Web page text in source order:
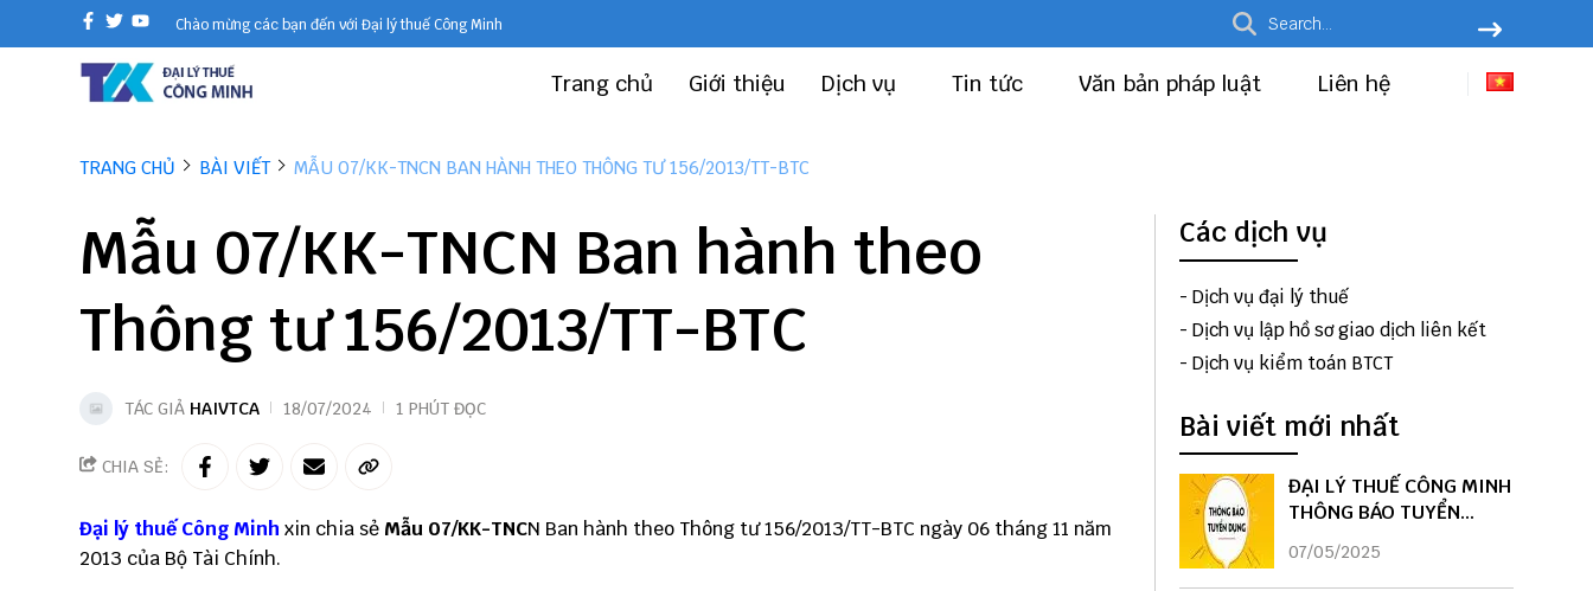
Chào mừng các bạn đến với Đại lý thuế Công Minh
Trang chủ Giới thiệu Dịch vụ Tin tức Văn bản pháp luật Liên hệ
TRANG CHỦ BÀI VIẾT MẪU 07/KK-TNCN BAN HÀNH THEO THÔNG TƯ 156/2013/TT-BTC
Mẫu 07/KK-TNCN Ban hành theo
Thông tư 156/2013/TT-BTC
TÁC GIẢ HAIVTCA 18/07/2024 1 PHÚT ĐỌC
CHIA SẺ:
Đại lý thuế Công Minh xin chia sẻ Mẫu 07/KK-TNCN Ban hành theo Thông tư 156/2013/TT-BTC ngày 06 tháng 11 năm
2013 của Bộ Tài Chính.
Các dịch vụ
- Dịch vụ đại lý thuế
- Dịch vụ lập hồ sơ giao dịch liên kết
- Dịch vụ kiểm toán BTCT
Bài viết mới nhất
ĐẠI LÝ THUẾ CÔNG MINH
THÔNG BÁO TUYỂN
DỤNG
07/05/2025